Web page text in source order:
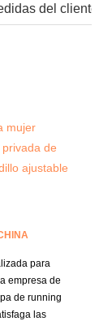
del cliente,
para
empresa de
de running
las